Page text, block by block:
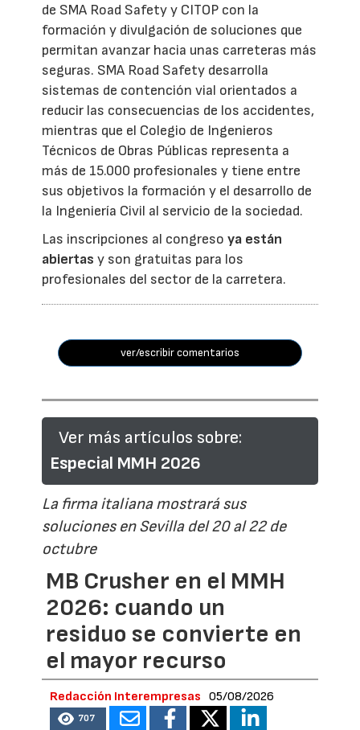
de SMA Road Safety y CITOP con la
formación y divulgación de soluciones que
permitan avanzar hacia unas carreteras más
seguras. SMA Road Safety desarrolla
sistemas de contención vial orientados a
reducir las consecuencias de los accidentes,
mientras que el Colegio de Ingenieros
Técnicos de Obras Públicas representa a
más de 15.000 profesionales y tiene entre
sus objetivos la formación y el desarrollo de
la Ingeniería Civil al servicio de la sociedad.
Las inscripciones al congresoya están
abiertas y son gratuitas para los
profesionales del sector de la carretera.
ver/escribir comentarios
Ver más artículos sobre:
Especial MMH 2026
La firma italiana mostrará sus
soluciones en Sevilla del 20 al 22 de
octubre
MB Crusher en el MMH
2026: cuando un
residuo se convierte en
el mayor recurso
Redacción Interempresas 05/08/2026
707